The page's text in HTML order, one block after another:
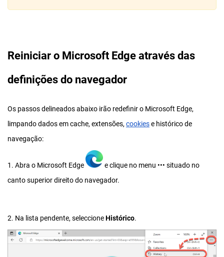
Reiniciar o Microsoft Edge através das
definições do navegador
Os passos delineados abaixo irão redefinir o Microsoft Edge,
limpando dados em cache, extensões, cookiese histórico de
navegação:
1. Abra o Microsoft Edge e clique no menu ••• situado no
canto superior direito do navegador.
2. Na lista pendente, seleccioneHistórico.